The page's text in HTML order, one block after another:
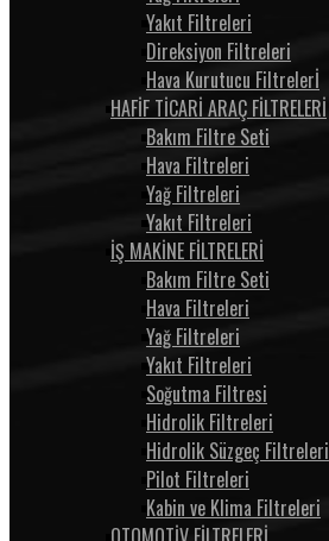
Yakıt Filtreleri
Direksiyon Filtreleri
Hava Kurutucu Filtrelerİ
HAFİF TİCARİ ARAÇ FİLTRELERİ
Bakım Filtre Seti
Hava Filtreleri
Yağ Filtreleri
Yakıt Filtreleri
İŞ MAKİNE FİLTRELERİ
Bakım Filtre Seti
Hava Filtreleri
Yağ Filtreleri
Yakıt Filtreleri
Soğutma Filtresi
Hidrolik Filtreleri
Hidrolik Süzgeç Filtreleri
Pilot Filtreleri
Kabin ve Klima Filtreleri